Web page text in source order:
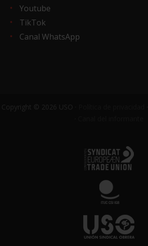
Youtube
TikTok
Canal WhatsApp
Copyright © 2026 USO ·